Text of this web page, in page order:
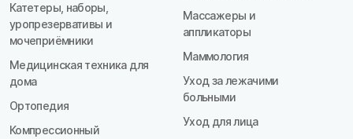
Катетеры, наборы,
уропрезервативы и
мочеприёмники
Медицинская техника для
дома
Ортопедия
Компрессионный
Массажеры и
аппликаторы
Маммология
Уход за лежачими
больными
Уход для лица